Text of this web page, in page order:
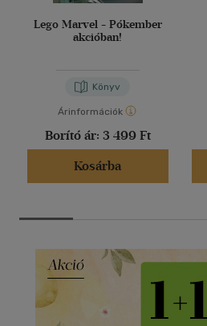
Lego Marvel - Pókember
akcióban!
Könyv
Árinformációk
Borító ár: 3 499 Ft
Kosárba